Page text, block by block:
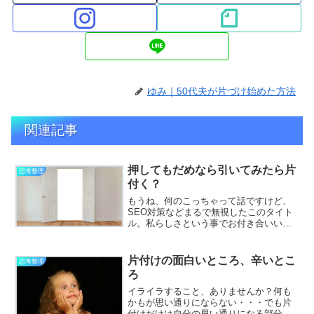
ゆみ｜50代夫が片づけ始めた方法
関連記事
思考整理
押してもだめなら引いてみたら片
付く？
もうね、何のこっちゃって話ですけど、
SEO対策などまるで無視したこのタイト
ル。私らしさという事でお付き合いいた
たのにどうやらいつもの方法では突破出
来ない、ぐるぐる同じと...
思考整理
片付けの面白いところ、辛いとこ
ろ
イライラすること、ありませんか？何も
かもが思い通りにならない・・・でも片